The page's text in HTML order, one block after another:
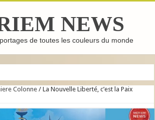
NEWS
de toutes les couleurs du monde
MAROCAINE QUI FAIT LE TOUR DU MONDE
Colonne / La Nouvelle Liberté, c’est la Paix